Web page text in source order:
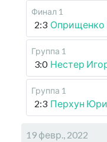
Финал 1
2:3 Оприщенко
Группа 1
3:0 Нестер
Группа 1
2:3 Перхун
19 февр., 2022